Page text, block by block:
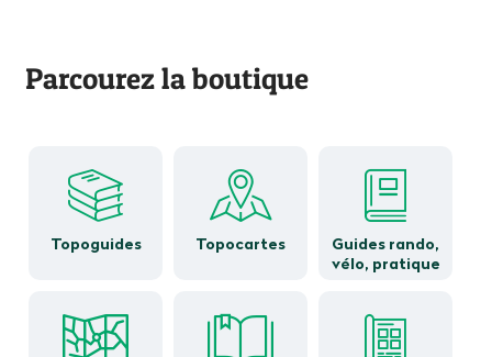
Parcourez la boutique
Topoguides Topocartes
Guides rando,
vélo, pratique